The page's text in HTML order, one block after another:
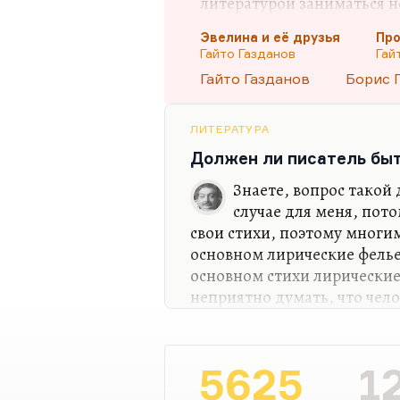
журналист. Но
проблемы, вскрытие
нет, литературой
культивируйте в себе
крайней мере, логическое
Что касается Газданова,
противоречие было, и он
Эвелина и её друзья
Гайто Газданов
Гайто Газданов Борис
ЛИТЕРАТУРА
Должен ли писатель
Знаете, вопрос
случае для меня,
свои стихи, поэтому
основном лирические
основном стихи
неприятно думать, что
Скажем иначе. Я вообще
тексты. И больше того —
друг на друга. Вот почему
5625